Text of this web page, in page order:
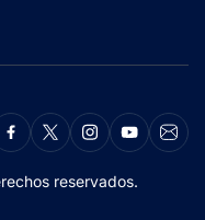
reservados.